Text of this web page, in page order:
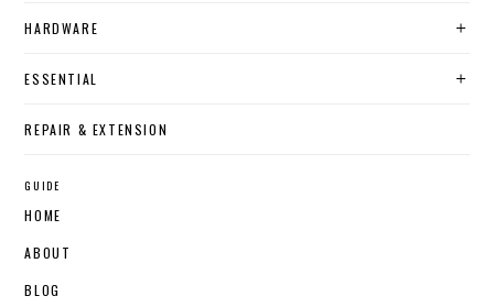
HARDWARE
ESSENTIAL
REPAIR & EXTENSION
GUIDE
HOME
ABOUT
BLOG